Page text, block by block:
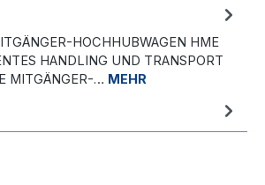
HOCHHUBWAGEN HME
HANDLING UND TRANSPORT
MITGÄNGER-… MEHR